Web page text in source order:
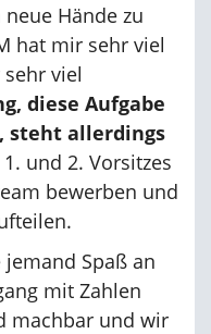
Hände zu
hat mir sehr viel
viel
diese Aufgabe
steht allerdings
und 2. Vorsitzes
bewerben und
Spaß an
mit Zahlen
machbar und wir